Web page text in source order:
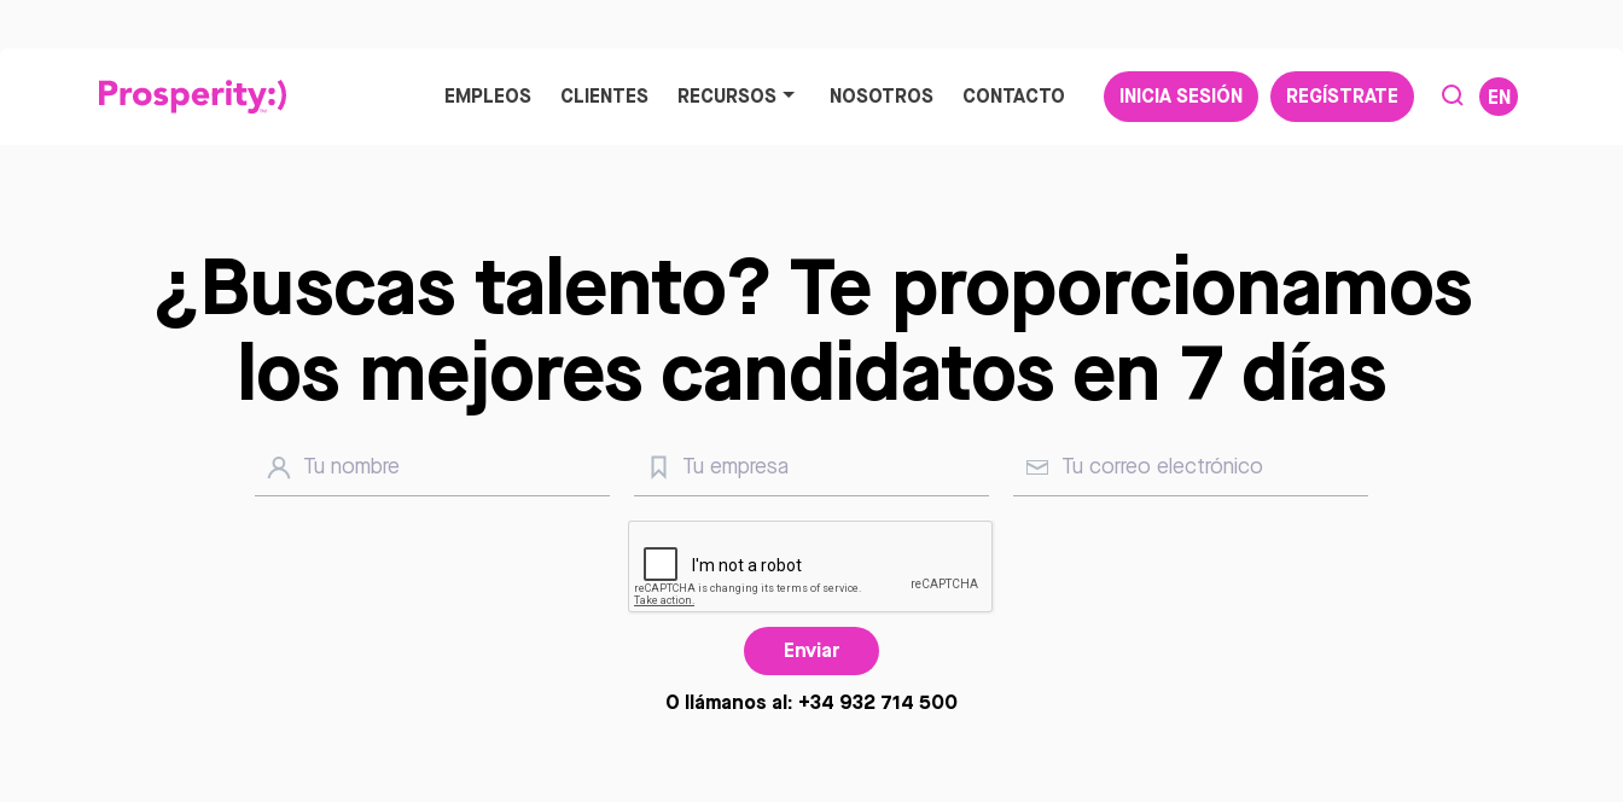
EMPLEOS CLIENTES RECURSOS NOSOTROS CONTACTO INICIA SESIÓN REGÍSTRATE EN
¿Buscas talento? Te proporcionamos
los mejores candidatos en 7 días
Enviar
O llámanos al: +34 932 714 500